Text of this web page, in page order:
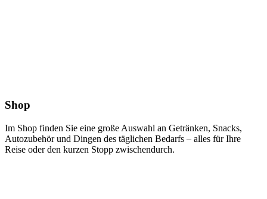
Shop
Im Shop finden Sie eine große Auswahl an Getränken, Snacks,
Autozubehör und Dingen des täglichen Bedarfs – alles für Ihre
Reise oder den kurzen Stopp zwischendurch.